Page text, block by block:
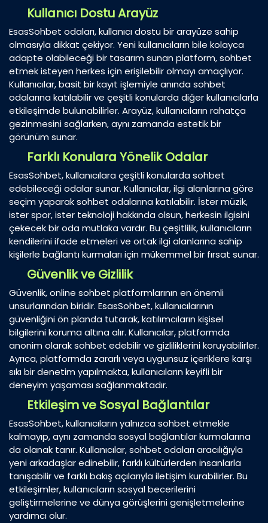
Kullanıcı Dostu Arayüz
EsasSohbet odaları, kullanıcı dostu bir arayüze sahip
olmasıyla dikkat çekiyor. Yeni kullanıcıların bile kolayca
adapte olabileceği bir tasarım sunan platform, sohbet
etmek isteyen herkes için erişilebilir olmayı amaçlıyor.
Kullanıcılar, basit bir kayıt işlemiyle anında sohbet
odalarına katılabilir ve çeşitli konularda diğer kullanıcılarla
etkileşimde bulunabilirler. Arayüz, kullanıcıların rahatça
gezinmesini sağlarken, aynı zamanda estetik bir
görünüm sunar.
Farklı Konulara Yönelik Odalar
EsasSohbet, kullanıcılara çeşitli konularda sohbet
edebileceği odalar sunar. Kullanıcılar, ilgi alanlarına göre
seçim yaparak sohbet odalarına katılabilir. İster müzik,
ister spor, ister teknoloji hakkında olsun, herkesin ilgisini
çekecek bir oda mutlaka vardır. Bu çeşitlilik, kullanıcıların
kendilerini ifade etmeleri ve ortak ilgi alanlarına sahip
kişilerle bağlantı kurmaları için mükemmel bir fırsat sunar.
Güvenlik ve Gizlilik
Güvenlik, online sohbet platformlarının en önemli
unsurlarından biridir. EsasSohbet, kullanıcılarının
güvenliğini ön planda tutarak, katılımcıların kişisel
bilgilerini koruma altına alır. Kullanıcılar, platformda
anonim olarak sohbet edebilir ve gizliliklerini koruyabilirler.
Ayrıca, platformda zararlı veya uygunsuz içeriklere karşı
sıkı bir denetim yapılmakta, kullanıcıların keyifli bir
deneyim yaşaması sağlanmaktadır.
Etkileşim ve Sosyal Bağlantılar
EsasSohbet, kullanıcıların yalnızca sohbet etmekle
kalmayıp, aynı zamanda sosyal bağlantılar kurmalarına
da olanak tanır. Kullanıcılar, sohbet odaları aracılığıyla
yeni arkadaşlar edinebilir, farklı kültürlerden insanlarla
tanışabilir ve farklı bakış açılarıyla iletişim kurabilirler. Bu
etkileşimler, kullanıcıların sosyal becerilerini
geliştirmelerine ve dünya görüşlerini genişletmelerine
yardımcı olur.